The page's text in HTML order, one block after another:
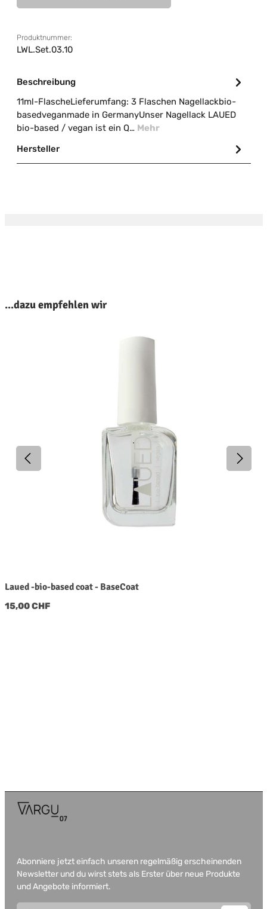
Produktnummer:
LWL.Set.03.10
Beschreibung
11ml-FlascheLieferumfang: 3 Flaschen Nagellackbio-
basedveganmade in GermanyUnser Nagellack LAUED
bio-based / vegan ist ein Q… Mehr
Hersteller
...dazu empfehlen wir
Laued -bio-based coat - BaseCoat
Regulärer Preis:
15,00 CHF
Abonniere jetzt einfach unseren regelmäßig erscheinenden
Newsletter und du wirst stets als Erster über neue Produkte
und Angebote informiert.